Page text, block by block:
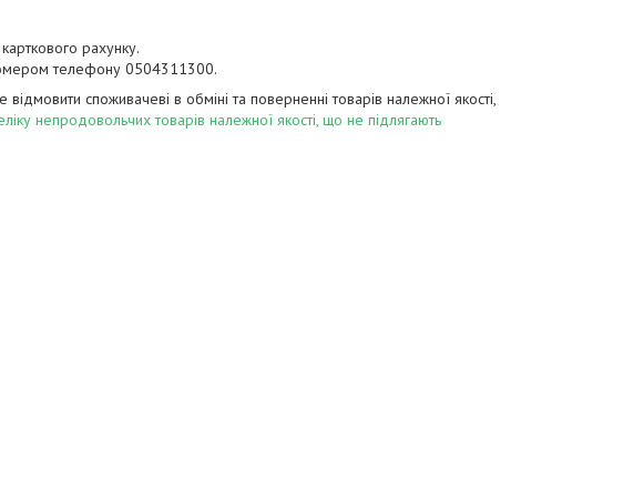
рахунку.
телефону 0504311300.
споживачеві в обміні та поверненні товарів належної якості,
непродовольчих товарів належної якості, що не підлягають